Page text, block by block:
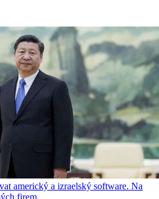
americký a izraelský software. Na
firem